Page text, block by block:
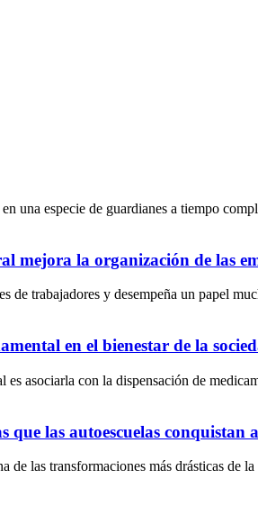
una especie de guardianes a tiempo
mejora la organización de las
de trabajadores y desempeña un papel
en el bienestar de la
asociarla con la dispensación de
que las autoescuelas conquistan
de las transformaciones más drásticas